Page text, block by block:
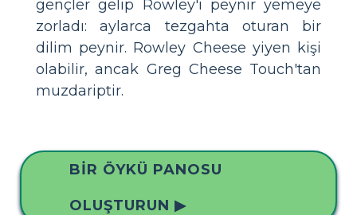
gençler gelip Rowley'i peynir yemeye
zorladı: aylarca tezgahta oturan bir
dilim peynir. Rowley Cheese yiyen kişi
olabilir, ancak Greg Cheese Touch'tan
muzdariptir.
BIR ÖYKÜ PANOSU
OLUŞTURUN ▶